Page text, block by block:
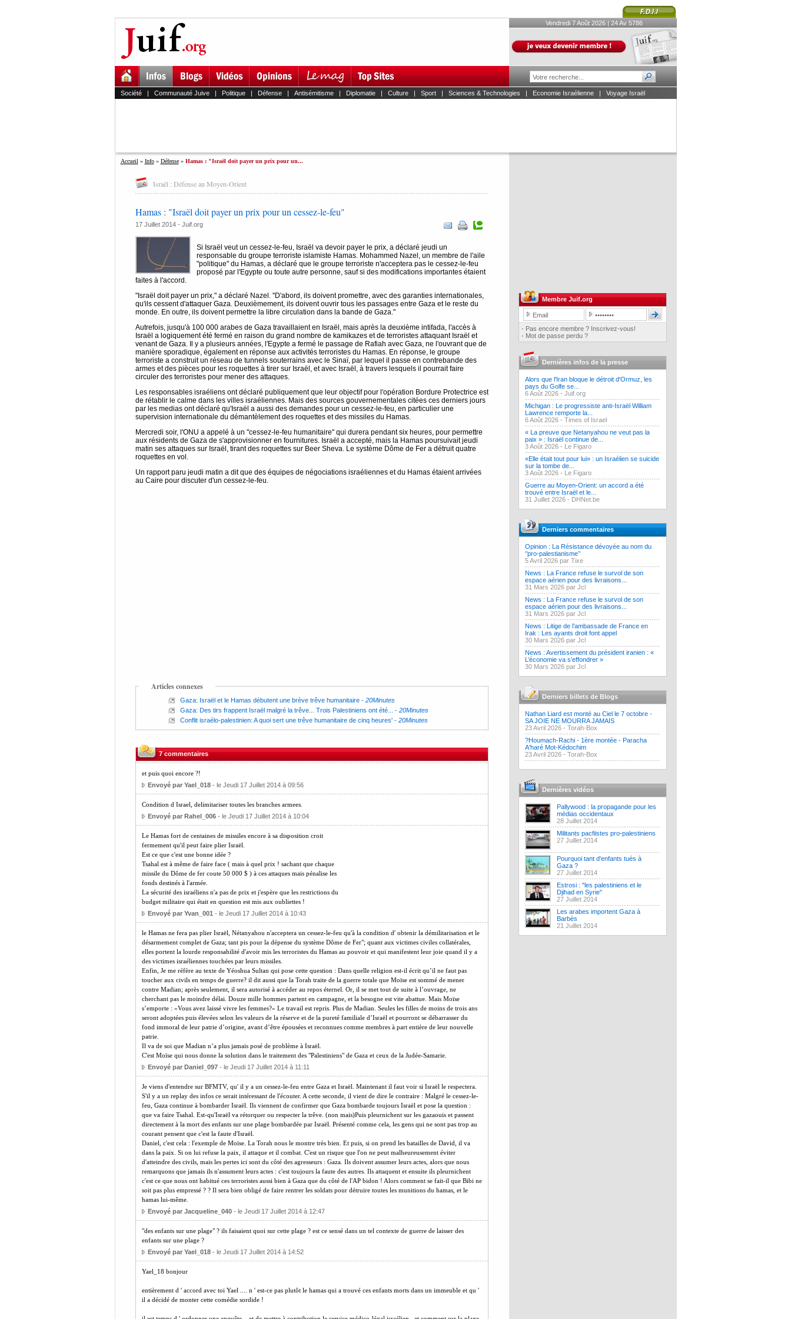
Vendredi 7 Août 2026 | 24 Av 5786
Société| Communauté Juive| Politique| Défense| Antisémitisme| Diplomatie| Culture| Sport| Sciences & Technologies | Economie Israélienne| Voyage Israël
Accueil » Info» Défense» Hamas : "Israël doit payer un prix pour un...
Israël : Défense au Moyen-Orient
Hamas : "Israël doit payer un prix pour un cessez-le-feu"
17 Juillet 2014 - Juif.org
Si Israël veut un cessez-le-feu, Israël va devoir payer le prix, a déclaré jeudi un
responsable du groupe terroriste islamiste Hamas. Mohammed Nazel, un membre de l'aile
"politique" du Hamas, a déclaré que le groupe terroriste n'acceptera pas le cessez-le-feu
proposé par l'Egypte ou toute autre personne, sauf si des modifications importantes étaient
faites à l'accord.
"Israël doit payer un prix," a déclaré Nazel. "D'abord, ils doivent promettre, avec des garanties internationales,
qu'ils cessent d'attaquer Gaza. Deuxièmement, ils doivent ouvrir tous les passages entre Gaza et le reste du
monde. En outre, ils doivent permettre la libre circulation dans la bande de Gaza."
Autrefois, jusqu'à 100 000 arabes de Gaza travaillaient en Israël, mais après la deuxième intifada, l'accès à
Israël a logiquement été fermé en raison du grand nombre de kamikazes et de terroristes attaquant Israël et
venant de Gaza. Il y a plusieurs années, l'Egypte a fermé le passage de Rafiah avec Gaza, ne l'ouvrant que de
manière sporadique, également en réponse aux activités terroristes du Hamas. En réponse, le groupe
terroriste a construit un réseau de tunnels souterrains avec le Sinaï, par lequel il passe en contrebande des
armes et des pièces pour les roquettes à tirer sur Israël, et avec Israël, à travers lesquels il pourrait faire
circuler des terroristes pour mener des attaques.
Les responsables israéliens ont déclaré publiquement que leur objectif pour l'opération Bordure Protectrice est
de rétablir le calme dans les villes israéliennes. Mais des sources gouvernementales citées ces derniers jours
par les medias ont déclaré qu'Israël a aussi des demandes pour un cessez-le-feu, en particulier une
supervision internationale du démantèlement des roquettes et des missiles du Hamas.
Mercredi soir, l'ONU a appelé à un "cessez-le-feu humanitaire" qui durera pendant six heures, pour permettre
aux résidents de Gaza de s'approvisionner en fournitures. Israël a accepté, mais la Hamas poursuivait jeudi
matin ses attaques sur Israël, tirant des roquettes sur Beer Sheva. Le système Dôme de Fer a détruit quatre
roquettes en vol.
Un rapport paru jeudi matin a dit que des équipes de négociations israéliennes et du Hamas étaient arrivées
au Caire pour discuter d'un cessez-le-feu.
Articles connexes
Gaza: Israël et le Hamas débutent une brève trêve humanitaire- 20Minutes
Gaza: Des tirs frappent Israël malgré la trêve... Trois Palestiniens ont été...
- 20Minutes
Conflit israélo-palestinien: A quoi sert une trêve humanitaire de cinq heures'- 20Minutes
7 commentaires
et puis quoi encore ?!
Envoyé par Yael_018- le Jeudi 17 Juillet 2014 à 09:56
Condition d Israel, delimitariser toutes les branches armees.
Envoyé par Rahel_006- le Jeudi 17 Juillet 2014 à 10:04
Le Hamas fort de centaines de missiles encore à sa disposition croit
fermement qu'il peut faire plier Israël.
Est ce que c'est une bonne idée ?
Tsahal est à même de faire face ( mais à quel prix ! sachant que chaque
missile du Dôme de fer coute 50 000 $ ) à ces attaques mais pénalise les
fonds destinés à l'armée.
La sécurité des israéliens n'a pas de prix et j'espère que les restrictions du
budget militaire qui était en question est mis aux oubliettes !
Envoyé par Yvan_001 - le Jeudi 17 Juillet 2014 à 10:43
le Hamas ne fera pas plier Israël, Nétanyahou n'acceptera un cessez-le-feu qu'à la condition d' obtenir la démilitarisation et le
désarmement complet de Gaza; tant pis pour la dépense du système Dôme de Fer"; quant aux victimes civiles collatérales,
elles portent la lourde responsabilité d'avoir mis les terroristes du Hamas au pouvoir et qui manifestent leur joie quand il y a
des victimes israéliennes touchées par leurs missiles.
Enfin, Je me réfère au texte de Yéoshua Sultan qui pose cette question : Dans quelle religion est-il écrit qu’il ne faut pas
toucher aux civils en temps de guerre? il dit aussi que la Torah traite de la guerre totale que Moïse est sommé de mener
contre Madian; après seulement, il sera autorisé à accéder au repos éternel. Or, il se met tout de suite à l’ouvrage, ne
cherchant pas le moindre délai. Douze mille hommes partent en campagne, et la besogne est vite abattue. Mais Moïse
s’emporte : «Vous avez laissé vivre les femmes?» Le travail est repris. Plus de Madian. Seules les filles de moins de trois ans
seront adoptées puis élevées selon les valeurs de la réserve et de la pureté familiale d’Israël et pourront se débarrasser du
fond immoral de leur patrie d’origine, avant d’être épousées et reconnues comme membres à part entière de leur nouvelle
patrie.
Il va de soi que Madian n’a plus jamais posé de problème à Israël.
C'est Moïse qui nous donne la solution dans le traitement des "Palestiniens" de Gaza et ceux de la Judée-Samarie.
Envoyé par Daniel_097- le Jeudi 17 Juillet 2014 à 11:11
Je viens d'entendre sur BFMTV, qu' il y a un cessez-le-feu entre Gaza et Israël. Maintenant il faut voir si Israël le respectera.
S'il y a un replay des infos ce serait intéressant de l'écouter. A cette seconde, il vient de dire le contraire : Malgré le cessez-le-
feu, Gaza continue à bombarder Israël. Ils viennent de confirmer que Gaza bombarde toujours Israël et pose la question :
que va faire Tsahal. Est-qu'Israël va rétorquer ou respecter la trêve. (non mais)Puis pleurnichent sur les gazaouis et passent
directement à la mort des enfants sur une plage bombardée par Israël. Présenté comme cela, les gens qui ne sont pas trop au
courant pensent que c'est la faute d'Israël.
Daniel, c'est cela : l'exemple de Moïse. La Torah nous le montre très bien. Et puis, si on prend les batailles de David, il va
dans la paix. Si on lui refuse la paix, il attaque et il combat. C'est un risque que l'on ne peut malheureusement éviter
d'atteindre des civils, mais les pertes ici sont du côté des agresseurs : Gaza. Ils doivent assumer leurs actes, alors que nous
remarquons que jamais ils n'assument leurs actes : c'est toujours la faute des autres. Ils attaquent et ensuite ils pleurnichent
c'est ce que nous ont habitué ces terroristes aussi bien à Gaza que du côté de l'AP bidon ! Alors comment se fait-il que Bibi ne
soit pas plus empressé ? ? Il sera bien obligé de faire rentrer les soldats pour détruire toutes les munitions du hamas, et le
hamas lui-même.
Envoyé par Jacqueline_040- le Jeudi 17 Juillet 2014 à 12:47
"des enfants sur une plage" ? ils faisaient quoi sur cette plage ? est ce sensé dans un tel contexte de guerre de laisser des
enfants sur une plage ?
Envoyé par Yael_018- le Jeudi 17 Juillet 2014 à 14:52
Yael_18 bonjour
entièrement d ' accord avec toi Yael .... n ' est-ce pas plutôt le hamas qui a trouvé ces enfants morts dans un immeuble et qu '
il a décidé de monter cette comédie sordide !
Membre Juif.org
· Pas encore membre ? Inscrivez-vous!
· Mot de passe perdu ?
Dernières infos de la presse
Alors que l'Iran bloque le détroit d'Ormuz, les
pays du Golfe se...
6 Août 2026 - Juif.org
Michigan : Le progressiste anti-Israël William
Lawrence remporte la...
6 Août 2026 - Times of Israel
« La preuve que Netanyahou ne veut pas la
paix » : Israël continue de...
3 Août 2026 - Le Figaro
«Elle était tout pour lui» : un Israélien se suicide
sur la tombe de...
3 Août 2026 - Le Figaro
Guerre au Moyen-Orient: un accord a été
trouvé entre Israël et le...
31 Juillet 2026 - DHNet.be
Derniers commentaires
Opinion : La Résistance dévoyée au nom du
‘’pro-palestianisme’’
5 Avril 2026 par Tixe
News : La France refuse le survol de son
espace aérien pour des livraisons...
31 Mars 2026 par Jcl
News : La France refuse le survol de son
espace aérien pour des livraisons...
31 Mars 2026 par Jcl
News : Litige de l’ambassade de France en
Irak : Les ayants droit font appel
30 Mars 2026 par Jcl
News : Avertissement du président iranien : «
L’économie va s’effondrer »
30 Mars 2026 par Jcl
Derniers billets de Blogs
Nathan Liard est monté au Ciel le 7 octobre -
SA JOIE NE MOURRA JAMAIS
23 Avril 2026 - Torah-Box
?Houmach-Rachi - 1ère montée - Paracha
A'haré Mot-Kédochim
23 Avril 2026 - Torah-Box
Dernières vidéos
Pallywood : la propagande pour les
médias occidentaux
28 Juillet 2014
Militants pacfiistes pro-palestiniens
27 Juillet 2014
Pourquoi tant d'enfants tués à
Gaza ?
27 Juillet 2014
Estrosi : "les palestiniens et le
Djihad en Syrie"
27 Juillet 2014
Les arabes importent Gaza à
Barbès
21 Juillet 2014